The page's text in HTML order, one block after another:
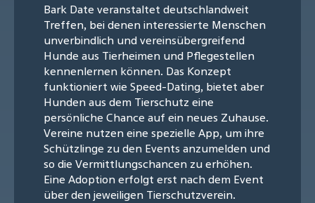
Bark Date veranstaltet deutschlandweit
Treffen, bei denen interessierte Menschen
unverbindlich und vereinsübergreifend
Hunde aus Tierheimen und Pflegestellen
kennenlernen können. Das Konzept
funktioniert wie Speed-Dating, bietet aber
Hunden aus dem Tierschutz eine
persönliche Chance auf ein neues Zuhause.
Vereine nutzen eine spezielle App, um ihre
Schützlinge zu den Events anzumelden und
so die Vermittlungschancen zu erhöhen.
Eine Adoption erfolgt erst nach dem Event
über den jeweiligen Tierschutzverein.